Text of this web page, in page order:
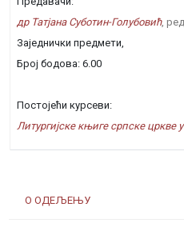
О ОДЕЉЕЊУ
др Татјана Суботин-Голубовић,
Заједнички предмети,
Број бодова: 6.00
Постојећи курсеви:
Литургијске књиге српске цркве